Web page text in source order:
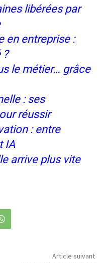
libérées par
en entreprise :
le métier… grâce
: ses
réussir
: entre
IA
arrive plus vite
Article suivant